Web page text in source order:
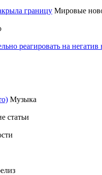
границу Мировые
реагировать на
Музыка
статьи